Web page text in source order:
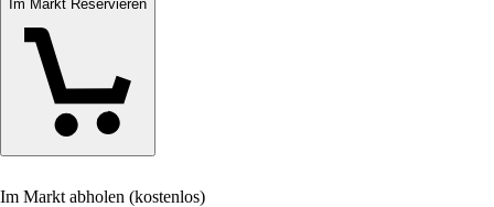
Im Markt Reservieren
Im Markt abholen (kostenlos)